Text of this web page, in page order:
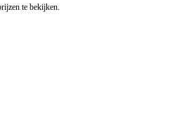
te bekijken.